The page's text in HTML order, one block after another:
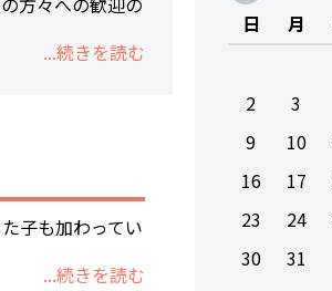
部
フォーム
の他
...続きを読む
子も加わってい
...続きを読む
日
月
2
3
9
10
16
17
23
24
30
31